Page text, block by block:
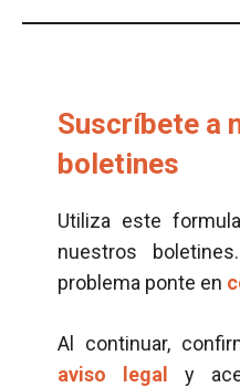
Suscríbete a
boletines
Utiliza este
nuestros
problema ponte en
Al continuar,
aviso legal
y